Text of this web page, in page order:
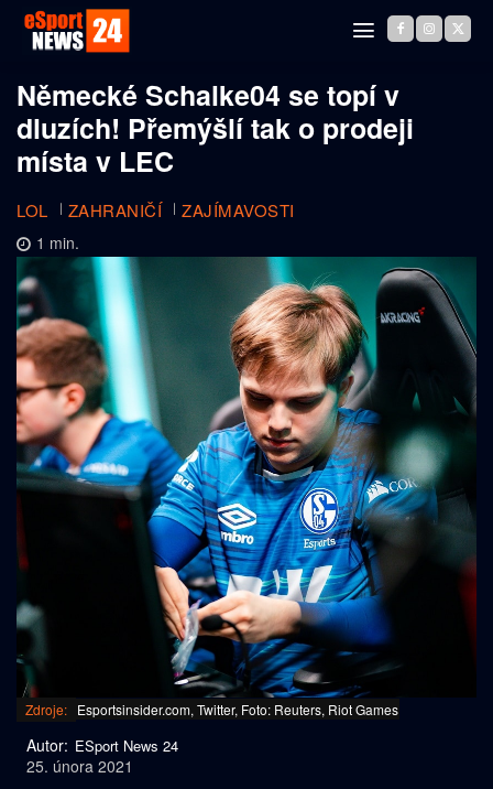
Německé Schalke04 se topí v
dluzích! Přemýšlí tak o prodeji
místa v LEC
LOL ZAHRANIČÍ ZAJÍMAVOSTI
1 min.
Zdroje: Esportsinsider.com, Twitter, Foto: Reuters, Riot Games
Autor: ESport News 24
25. února 2021